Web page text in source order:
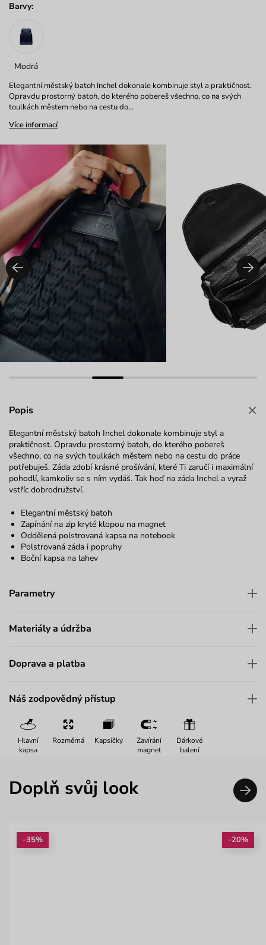
Barvy:
Modrá
Elegantní městský batoh Inchel dokonale kombinuje styl a praktičnost.
Opravdu prostorný batoh, do kterého pobereš všechno, co na svých
toulkách městem nebo na cestu do…
Více informací
Popis
Elegantní městský batoh Inchel dokonale kombinuje styl a
praktičnost. Opravdu prostorný batoh, do kterého pobereš
všechno, co na svých toulkách městem nebo na cestu do práce
potřebuješ. Záda zdobí krásné prošívání, které Ti zaručí i maximální
pohodlí, kamkoliv se s ním vydáš. Tak hoď na záda Inchel a vyraž
vstříc dobrodružství.
Elegantní městský batoh
Zapínání na zip kryté klopou na magnet
Oddělená polstrovaná kapsa na notebook
Polstrovaná záda i popruhy
Boční kapsa na lahev
Parametry
Materiály a údržba
Doprava a platba
Náš zodpovědný přístup
Hlavní
kapsa
Rozměrná Kapsičky
Zavírání
magnet
Dárkové
balení
Doplň svůj look
-35% -20%